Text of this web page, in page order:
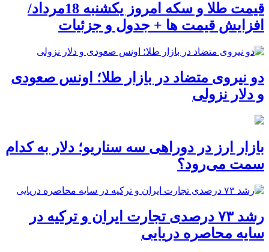
قیمت طلا و سکه امروز یکشنبه 18مرداد/
افزایش قیمت ها + جدول و جزئیات
دو نیروی متضاد در بازار طلا؛ اونس صعودی
و دلار نزولی
بازار ارز در دوراهی سه سناریو؛ دلار به کدام
سمت می‌رود؟
رشد ۷۳ درصدی تجارت ایران و ترکیه در
سایه محاصره دریایی